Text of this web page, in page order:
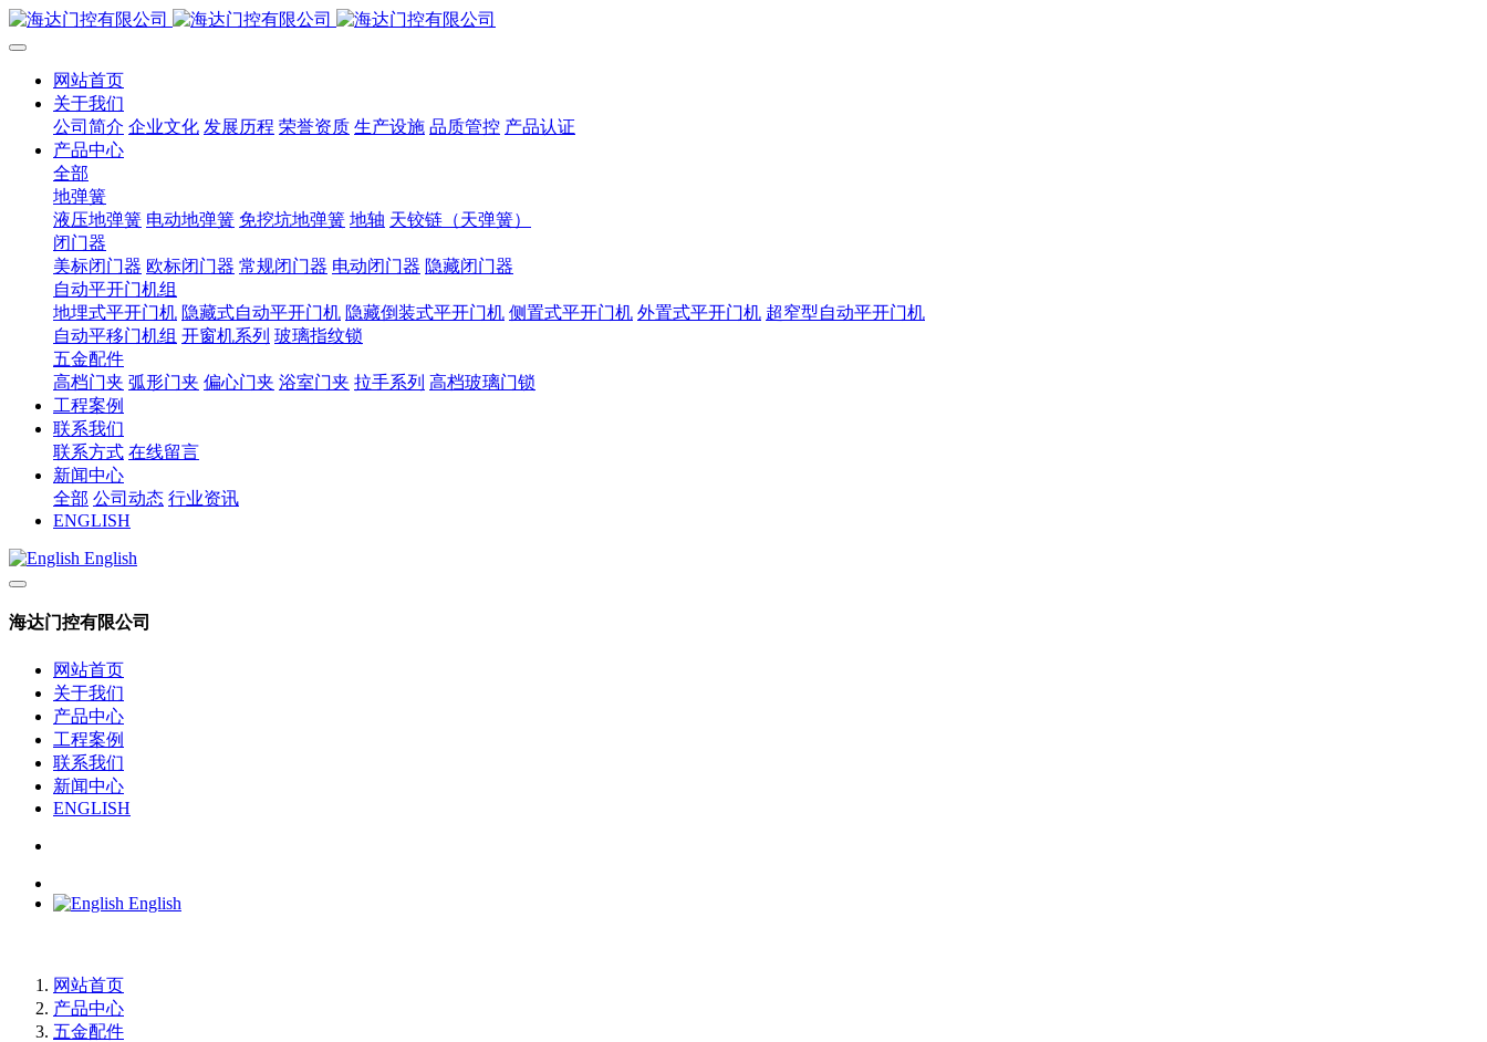
网站首页
关于我们
公司简介 企业文化 发展历程 荣誉资质 生产设施 品质管控 产品认证
产品中心
全部
地弹簧
液压地弹簧 电动地弹簧 免挖坑地弹簧 地轴 天铰链（天弹簧）
闭门器
美标闭门器 欧标闭门器 常规闭门器 电动闭门器 隐藏闭门器
自动平开门机组
地埋式平开门机 隐藏式自动平开门机 隐藏倒装式平开门机 侧置式平开门机 外置式平开门机 超窄型自动平开门机
自动平移门机组 开窗机系列 玻璃指纹锁
五金配件
高档门夹 弧形门夹 偏心门夹 浴室门夹 拉手系列 高档玻璃门锁
工程案例
联系我们
联系方式 在线留言
新闻中心
全部 公司动态 行业资讯
ENGLISH
English
海达门控有限公司
网站首页
关于我们
产品中心
工程案例
联系我们
新闻中心
ENGLISH
English
网站首页
产品中心
五金配件